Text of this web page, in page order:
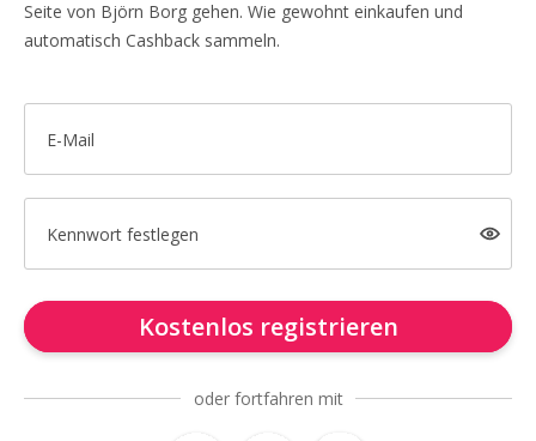
Seite von Björn Borg gehen. Wie gewohnt einkaufen und
automatisch Cashback sammeln.
E-Mail
Kennwort festlegen
Kostenlos registrieren
oder fortfahren mit